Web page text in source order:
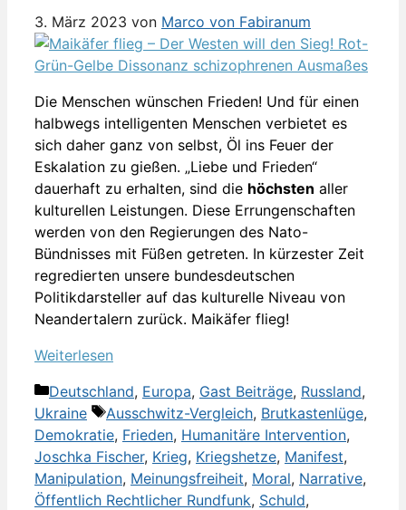
3. März 2023 von Marco von Fabiranum
Die Menschen wünschen Frieden! Und für einen
halbwegs intelligenten Menschen verbietet es
sich daher ganz von selbst, Öl ins Feuer der
Eskalation zu gießen. „Liebe und Frieden“
dauerhaft zu erhalten, sind die höchsten aller
kulturellen Leistungen. Diese Errungenschaften
werden von den Regierungen des Nato-
Bündnisses mit Füßen getreten. In kürzester Zeit
regredierten unsere bundesdeutschen
Politikdarsteller auf das kulturelle Niveau von
Neandertalern zurück. Maikäfer flieg!
Weiterlesen
Kategorien
Deutschland, Europa, Gast Beiträge, Russland,
Ukraine
Schlagwörter
Ausschwitz-Vergleich, Brutkastenlüge,
Demokratie, Frieden, Humanitäre Intervention,
Joschka Fischer, Krieg, Kriegshetze, Manifest,
Manipulation, Meinungsfreiheit, Moral, Narrative,
Öffentlich Rechtlicher Rundfunk, Schuld,